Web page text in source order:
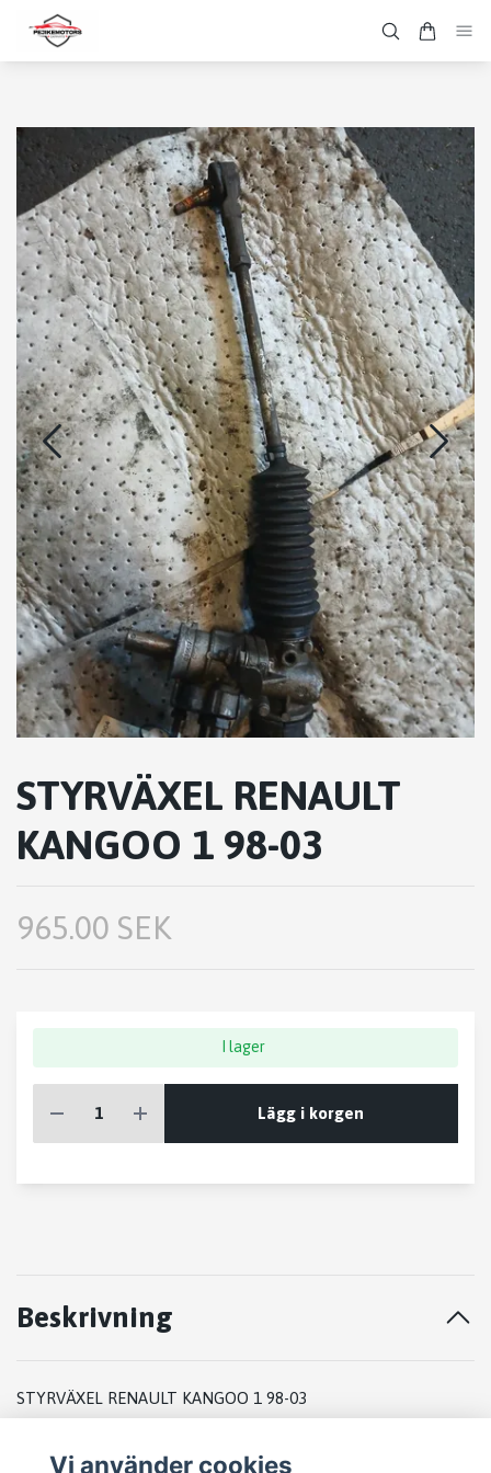
STYRVÄXEL RENAULT
KANGOO 1 98-03
965.00 SEK
I lager
Lägg i korgen
Beskrivning
STYRVÄXEL RENAULT KANGOO 1 98-03
Vi använder cookies